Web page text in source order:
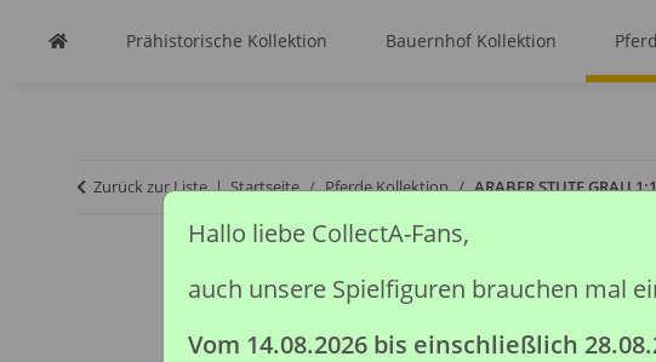
Prähistorische Kollektion Bauernhof Kollektion
Zurück zur Liste Startseite Pferde Kollektion ARABER STUTE GRAU
Hallo liebe CollectA-Fans,
auch unsere Spielfiguren brauchen mal
Vom 14.08.2026 bis einschließlich